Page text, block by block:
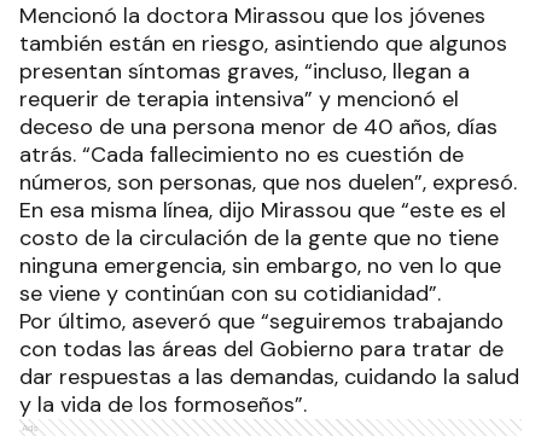
Mencionó la doctora Mirassou que los jóvenes
también están en riesgo, asintiendo que algunos
presentan síntomas graves, “incluso, llegan a
requerir de terapia intensiva” y mencionó el
deceso de una persona menor de 40 años, días
atrás. “Cada fallecimiento no es cuestión de
números, son personas, que nos duelen”, expresó.
En esa misma línea, dijo Mirassou que “este es el
costo de la circulación de la gente que no tiene
ninguna emergencia, sin embargo, no ven lo que
se viene y continúan con su cotidianidad”.
Por último, aseveró que “seguiremos trabajando
con todas las áreas del Gobierno para tratar de
dar respuestas a las demandas, cuidando la salud
y la vida de los formoseños”.
Ads